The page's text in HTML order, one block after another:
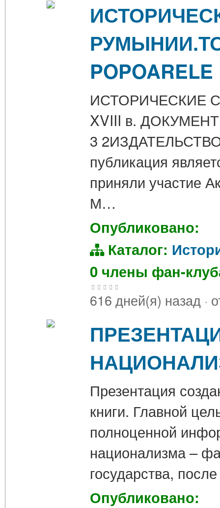
POPOARELE
ИСТОРИЧЕСКИЕ
XVIII в.
3
публикация
приняли участие
М…
Опубликовано:
Каталог:
0 члены фан-
616 дней(я) назад ·
Презентация
книги. Главной
полноценной
национализма –
государства,
Опубликовано: